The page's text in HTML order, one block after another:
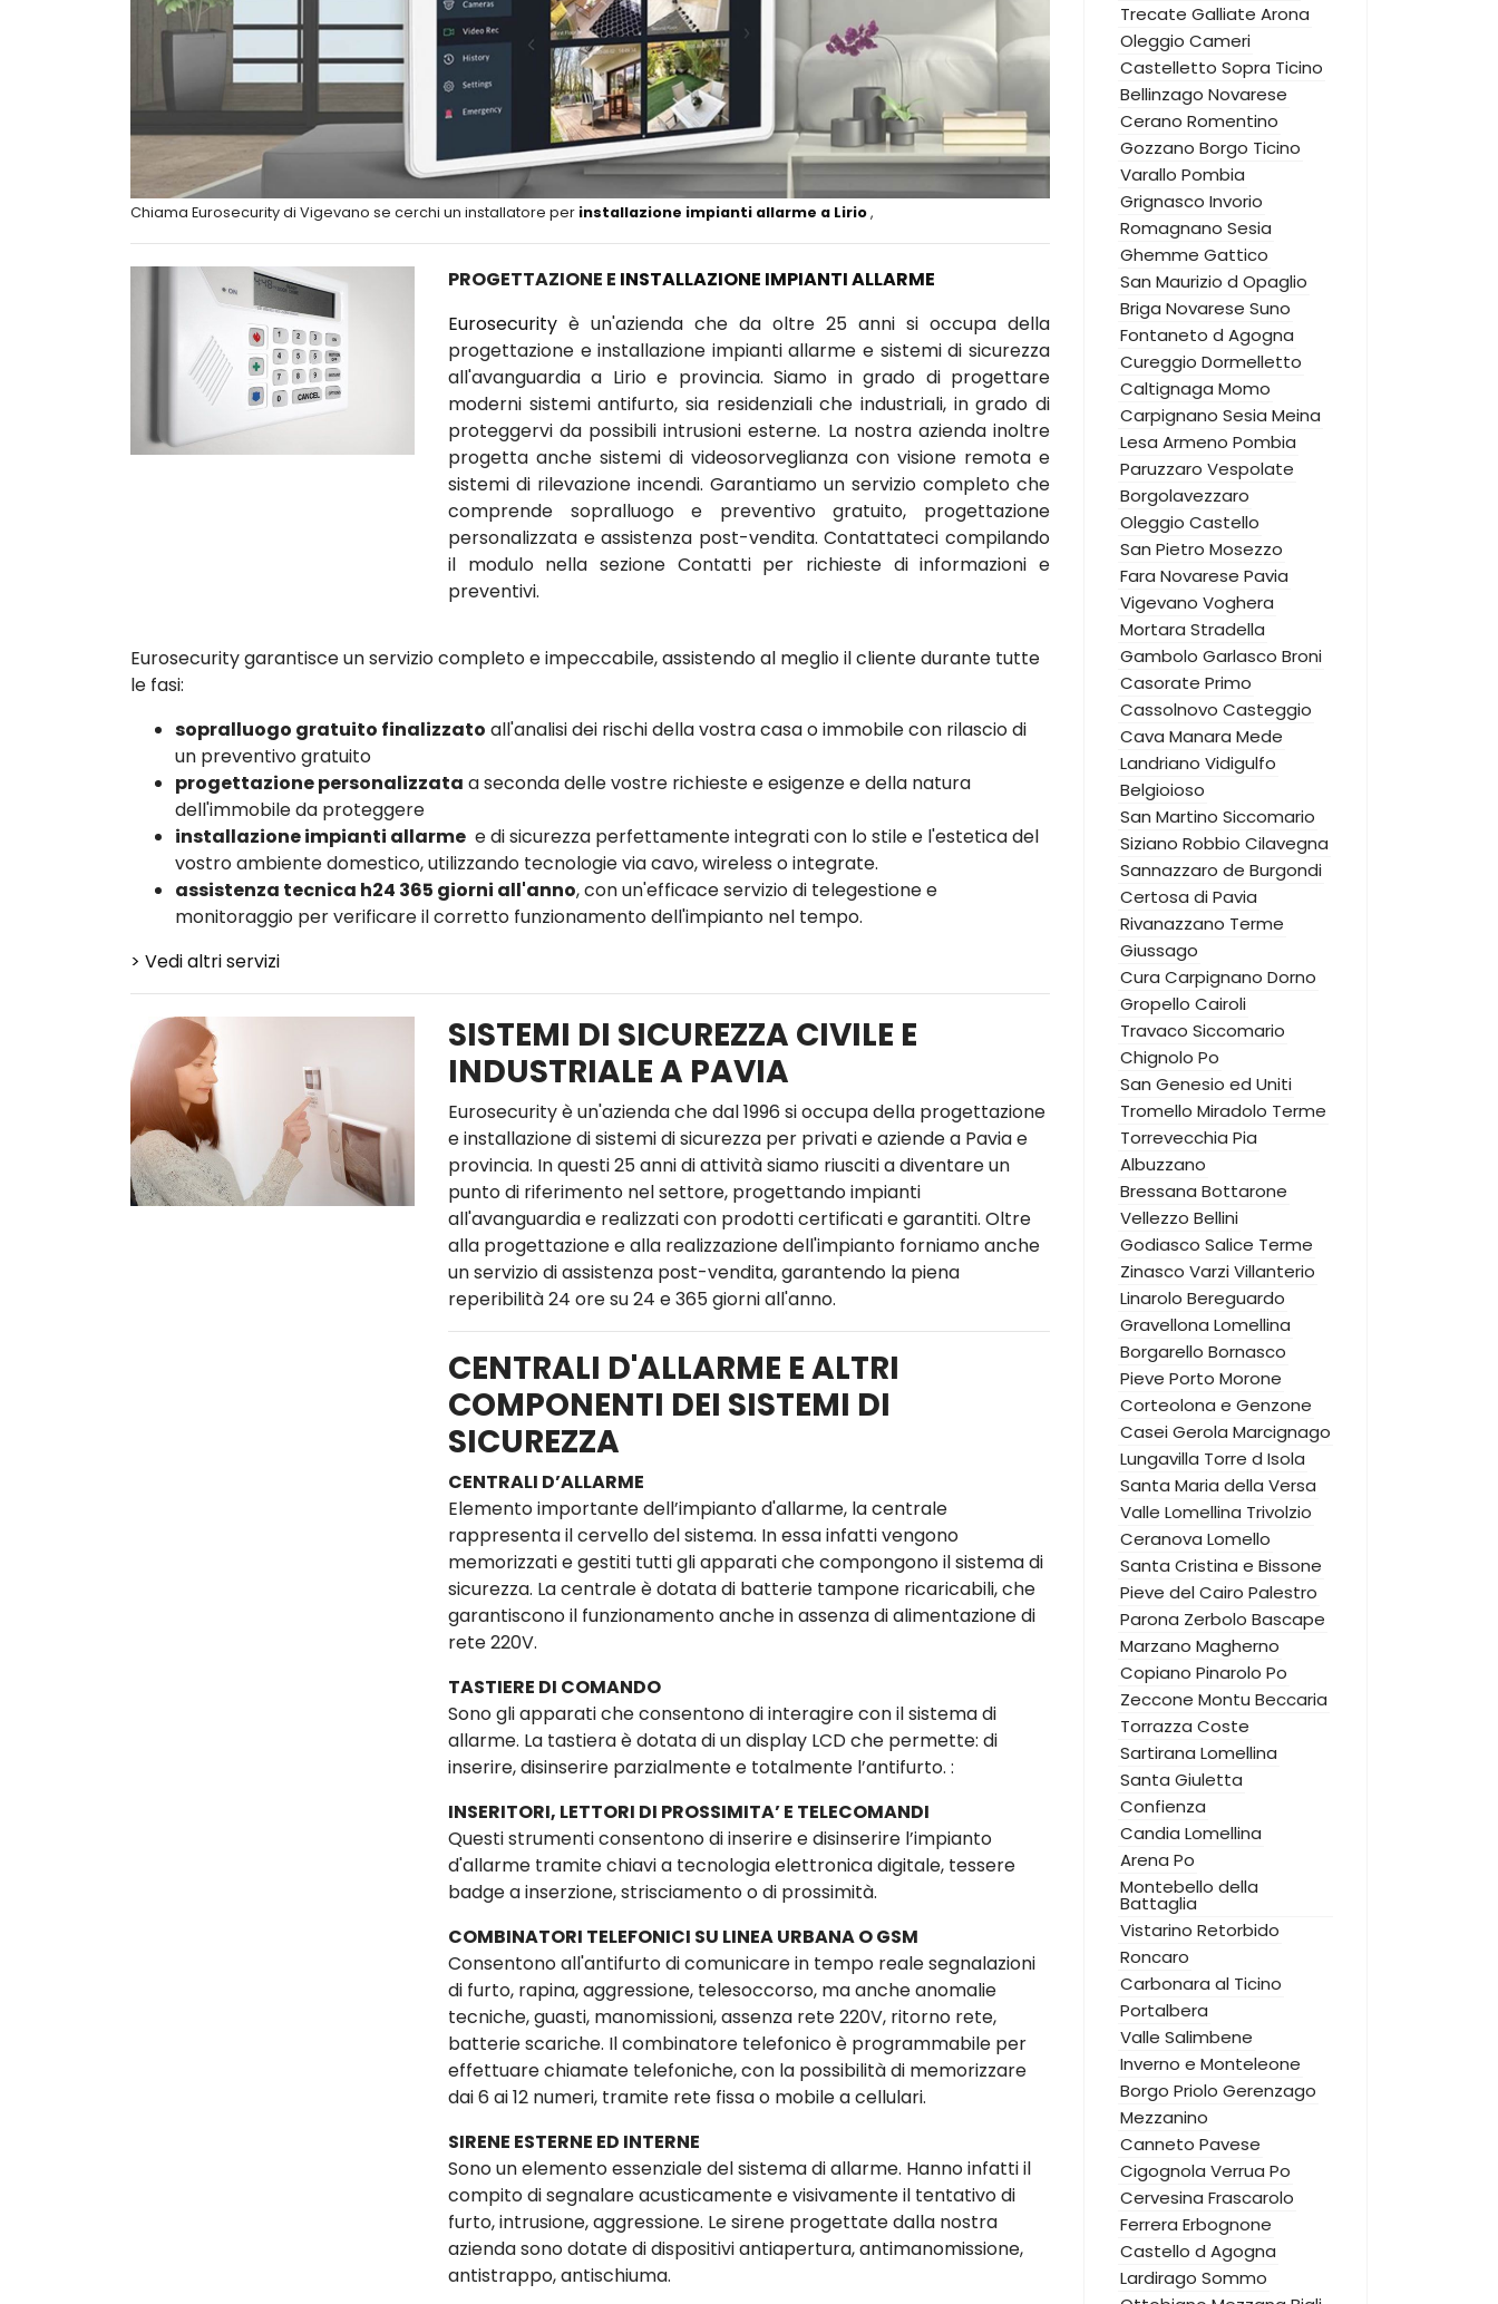
Chiama Eurosecurity di Vigevano se cerchi un installatore per installazione impianti allarme a Lirio,
PROGETTAZIONE E INSTALLAZIONE IMPIANTI ALLARME
Eurosecurity è un'azienda che da oltre 25 anni si occupa della
progettazione e installazione impianti allarme e sistemi di sicurezza
all'avanguardia a Lirio e provincia. Siamo in grado di progettare
moderni sistemi antifurto, sia residenziali che industriali, in grado di
proteggervi da possibili intrusioni esterne. La nostra azienda inoltre
progetta anche sistemi di videosorveglianza con visione remota e
sistemi di rilevazione incendi. Garantiamo un servizio completo che
comprende sopralluogo e preventivo gratuito, progettazione
personalizzata e assistenza post-vendita. Contattateci compilando
il modulo nella sezione Contatti per richieste di informazioni e
preventivi.
Eurosecurity garantisce un servizio completo e impeccabile, assistendo al meglio il cliente durante tutte
le fasi:
sopralluogo gratuito finalizzato all'analisi dei rischi della vostra casa o immobile con rilascio di
un preventivo gratuito
progettazione personalizzata a seconda delle vostre richieste e esigenze e della natura
dell'immobile da proteggere
installazione impianti allarme e di sicurezza perfettamente integrati con lo stile e l'estetica del
vostro ambiente domestico, utilizzando tecnologie via cavo, wireless o integrate.
assistenza tecnica h24 365 giorni all'anno, con un'efficace servizio di telegestione e
monitoraggio per verificare il corretto funzionamento dell'impianto nel tempo.
> Vedi altri servizi
SISTEMI DI SICUREZZA CIVILE E
INDUSTRIALE A PAVIA
Eurosecurity è un'azienda che dal 1996 si occupa della progettazione
e installazione di sistemi di sicurezza per privati e aziende a Pavia e
provincia. In questi 25 anni di attività siamo riusciti a diventare un
punto di riferimento nel settore, progettando impianti
all'avanguardia e realizzati con prodotti certificati e garantiti. Oltre
alla progettazione e alla realizzazione dell'impianto forniamo anche
un servizio di assistenza post-vendita, garantendo la piena
reperibilità 24 ore su 24 e 365 giorni all'anno.
CENTRALI D'ALLARME E ALTRI
COMPONENTI DEI SISTEMI DI
SICUREZZA
CENTRALI D’ALLARME
Elemento importante dell’impianto d'allarme, la centrale
rappresenta il cervello del sistema. In essa infatti vengono
memorizzati e gestiti tutti gli apparati che compongono il sistema di
sicurezza. La centrale è dotata di batterie tampone ricaricabili, che
garantiscono il funzionamento anche in assenza di alimentazione di
rete 220V.
TASTIERE DI COMANDO
Sono gli apparati che consentono di interagire con il sistema di
allarme. La tastiera è dotata di un display LCD che permette: di
inserire, disinserire parzialmente e totalmente l’antifurto. :
INSERITORI, LETTORI DI PROSSIMITA’ E TELECOMANDI
Questi strumenti consentono di inserire e disinserire l’impianto
d'allarme tramite chiavi a tecnologia elettronica digitale, tessere
badge a inserzione, strisciamento o di prossimità.
COMBINATORI TELEFONICI SU LINEA URBANA O GSM
Consentono all'antifurto di comunicare in tempo reale segnalazioni
di furto, rapina, aggressione, telesoccorso, ma anche anomalie
tecniche, guasti, manomissioni, assenza rete 220V, ritorno rete,
batterie scariche. Il combinatore telefonico è programmabile per
effettuare chiamate telefoniche, con la possibilità di memorizzare
dai 6 ai 12 numeri, tramite rete fissa o mobile a cellulari.
SIRENE ESTERNE ED INTERNE
Sono un elemento essenziale del sistema di allarme. Hanno infatti il
compito di segnalare acusticamente e visivamente il tentativo di
furto, intrusione, aggressione. Le sirene progettate dalla nostra
azienda sono dotate di dispositivi antiapertura, antimanomissione,
antistrappo, antischiuma.
Trecate Galliate Arona
Oleggio Cameri
Castelletto Sopra Ticino
Bellinzago Novarese
Cerano Romentino
Gozzano Borgo Ticino
Varallo Pombia
Grignasco Invorio
Romagnano Sesia
Ghemme Gattico
San Maurizio d Opaglio
Briga Novarese Suno
Fontaneto d Agogna
Cureggio Dormelletto
Caltignaga Momo
Carpignano Sesia Meina
Lesa Armeno Pombia
Paruzzaro Vespolate
Borgolavezzaro
Oleggio Castello
San Pietro Mosezzo
Fara Novarese Pavia
Vigevano Voghera
Mortara Stradella
Gambolo Garlasco Broni
Casorate Primo
Cassolnovo Casteggio
Cava Manara Mede
Landriano Vidigulfo
Belgioioso
San Martino Siccomario
Siziano Robbio Cilavegna
Sannazzaro de Burgondi
Certosa di Pavia
Rivanazzano Terme
Giussago
Cura Carpignano Dorno
Gropello Cairoli
Travaco Siccomario
Chignolo Po
San Genesio ed Uniti
Tromello Miradolo Terme
Torrevecchia Pia
Albuzzano
Bressana Bottarone
Vellezzo Bellini
Godiasco Salice Terme
Zinasco VarziVillanterio
Linarolo Bereguardo
Gravellona Lomellina
Borgarello Bornasco
Pieve Porto Morone
Corteolona e Genzone
Casei Gerola Marcignago
Lungavilla Torre d Isola
Santa Maria della Versa
Valle Lomellina Trivolzio
Ceranova Lomello
Santa Cristina e Bissone
Pieve del Cairo Palestro
Parona Zerbolo Bascape
Marzano Magherno
Copiano Pinarolo Po
Zeccone Montu Beccaria
Torrazza Coste
Sartirana Lomellina
Santa Giuletta
Confienza
Candia Lomellina
Arena Po
Montebello della
Battaglia
Vistarino Retorbido
Roncaro
Carbonara al Ticino
Portalbera
Valle Salimbene
Inverno e Monteleone
Borgo Priolo Gerenzago
Mezzanino
Canneto Pavese
Cigognola Verrua Po
Cervesina Frascarolo
Ferrera Erbognone
Castello d Agogna
Lardirago Sommo